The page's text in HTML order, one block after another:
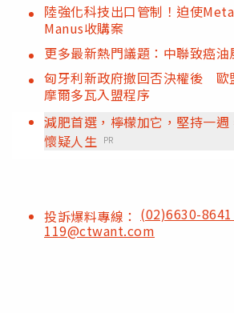
陸強化科技出口管制！迫使
Manus收購案
更多最新熱門議題：中聯致癌油
匈牙利新政府撤回否決權後 歐
摩爾多瓦入盟程序
減肥首選，檸檬加它，堅持一
懷疑人生
PR
投訴爆料專線： (02)6630-8641
119@ctwant.com